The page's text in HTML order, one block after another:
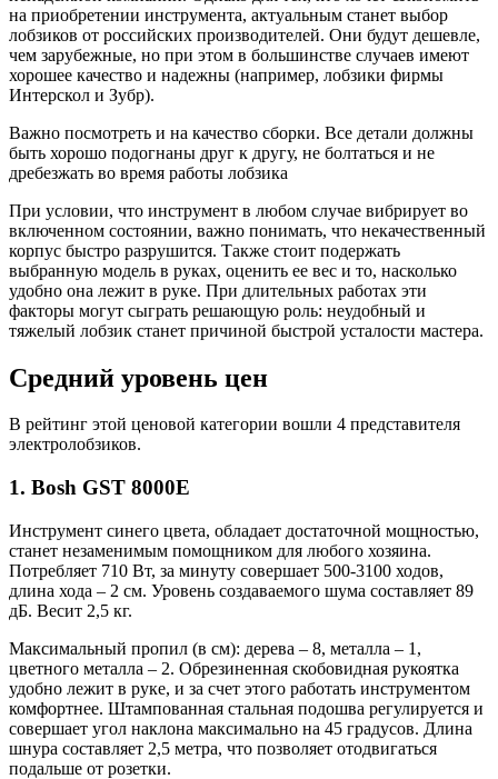
на приобретении инструмента, актуальным станет выбор
лобзиков от российских производителей. Они будут дешевле,
чем зарубежные, но при этом в большинстве случаев имеют
хорошее качество и надежны (например, лобзики фирмы
Интерскол и Зубр).
Важно посмотреть и на качество сборки. Все детали должны
быть хорошо подогнаны друг к другу, не болтаться и не
дребезжать во время работы лобзика
При условии, что инструмент в любом случае вибрирует во
включенном состоянии, важно понимать, что некачественный
корпус быстро разрушится. Также стоит подержать
выбранную модель в руках, оценить ее вес и то, насколько
удобно она лежит в руке. При длительных работах эти
факторы могут сыграть решающую роль: неудобный и
тяжелый лобзик станет причиной быстрой усталости мастера.
Средний уровень цен
В рейтинг этой ценовой категории вошли 4 представителя
электролобзиков.
1. Bosh GST 8000E
Инструмент синего цвета, обладает достаточной мощностью,
станет незаменимым помощником для любого хозяина.
Потребляет 710 Вт, за минуту совершает 500-3100 ходов,
длина хода – 2 см. Уровень создаваемого шума составляет 89
дБ. Весит 2,5 кг.
Максимальный пропил (в см): дерева – 8, металла – 1,
цветного металла – 2. Обрезиненная скобовидная рукоятка
удобно лежит в руке, и за счет этого работать инструментом
комфортнее. Штампованная стальная подошва регулируется и
совершает угол наклона максимально на 45 градусов. Длина
шнура составляет 2,5 метра, что позволяет отодвигаться
подальше от розетки.